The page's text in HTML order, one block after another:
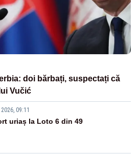
doi bărbați, suspectați că
Vučić
09:11
uriaș la Loto 6 din 49